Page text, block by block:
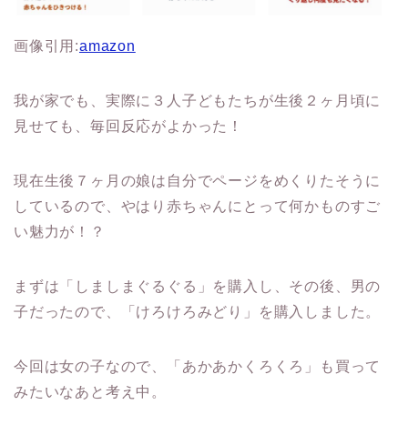
画像引用:amazon
我が家でも、実際に３人子どもたちが生後２ヶ月頃に
見せても、毎回反応がよかった！
現在生後７ヶ月の娘は自分でページをめくりたそうに
しているので、やはり赤ちゃんにとって何かものすご
い魅力が！？
まずは「しましまぐるぐる」を購入し、その後、男の
子だったので、「けろけろみどり」を購入しました。
今回は女の子なので、「あかあかくろくろ」も買って
みたいなあと考え中。